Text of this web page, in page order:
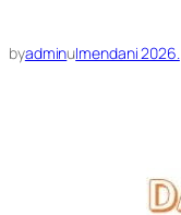
byadminuImendani 2026.